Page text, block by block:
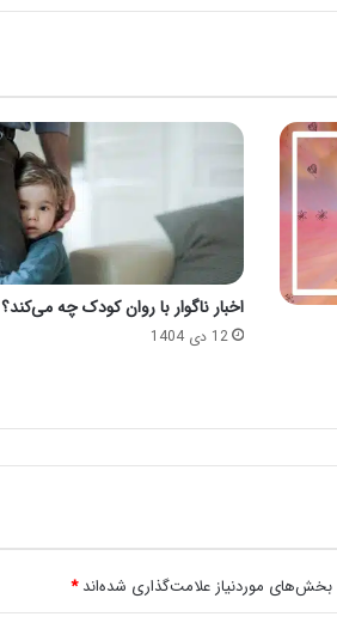
اخبار ناگوار با روان کودک چه می‌کند؟
12 دی 1404
بخش‌های موردنیاز علامت‌گذاری شده‌اند*